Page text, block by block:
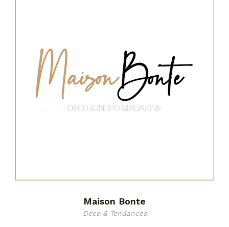
Maison Bonte
Déco & Tendances